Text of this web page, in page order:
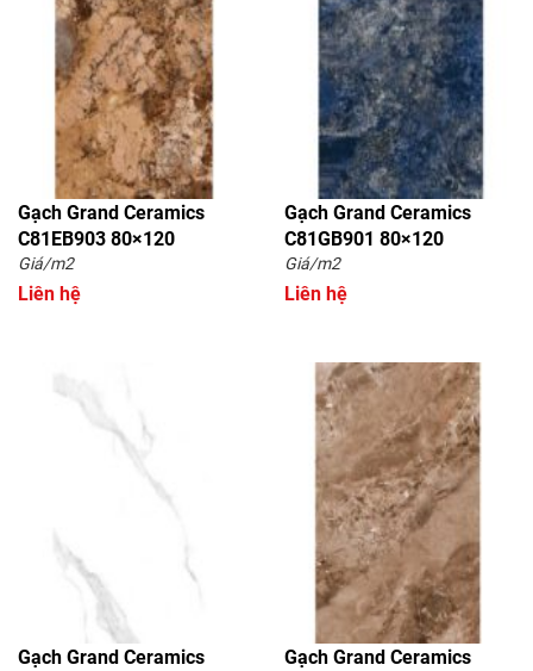
Gạch Grand Ceramics
C81EB903 80×120
Giá/m2
Liên hệ
Gạch Grand Ceramics
C81GB901 80×120
Giá/m2
Liên hệ
Gạch Grand Ceramics
Gạch Grand Ceramics